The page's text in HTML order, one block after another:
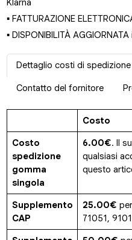
Klarna
▪ FATTURAZIONE
▪ DISPONIBILITÀ
Dettaglio costi di spedizione
Contatto del fornitore
Costo
Costo
spedizione
gomma
singola
6.00€. Il
qualsiasi
questo
Supplemento
CAP
25.00€
71051,